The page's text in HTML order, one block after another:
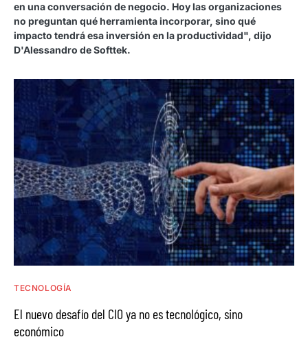
en una conversación de negocio. Hoy las organizaciones
no preguntan qué herramienta incorporar, sino qué
impacto tendrá esa inversión en la productividad", dijo
D'Alessandro de Softtek.
TECNOLOGÍA
El nuevo desafío del CIO ya no es tecnológico, sino
económico